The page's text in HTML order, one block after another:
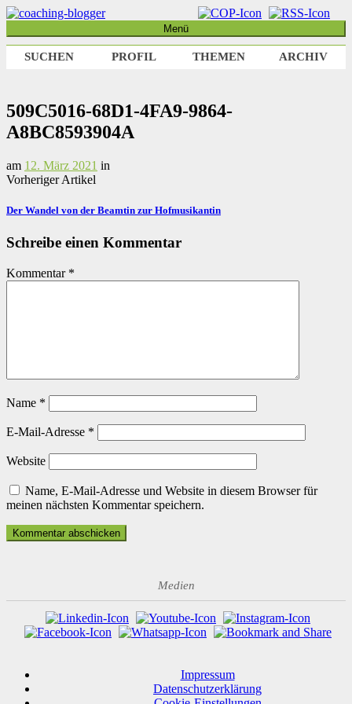
Weiter
Inhalt
coaching-blogger
Refugium für vielseitige Persönlichkeiten
Menü
509C5016-68D1-4FA9-9864-
A8BC8593904A
am 12. März 2021 in
Vorheriger Artikel
Der Wandel von der Beamtin zur Hofmusikantin
Schreibe einen Kommentar
Kommentar *
Name *
E-Mail-Adresse *
Website
Name, E-Mail-Adresse und Website in diesem Browser für
meinen nächsten Kommentar speichern.
SUCHEN PROFIL THEMEN ARCHIV
Medien
Impressum
Datenschutzerklärung